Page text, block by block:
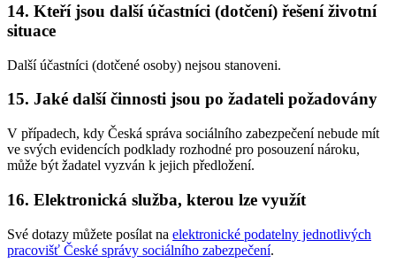
14. Kteří jsou další účastníci (dotčení) řešení životní
situace
Další účastníci (dotčené osoby) nejsou stanoveni.
15. Jaké další činnosti jsou po žadateli požadovány
V případech, kdy Česká správa sociálního zabezpečení nebude mít
ve svých evidencích podklady rozhodné pro posouzení nároku,
může být žadatel vyzván k jejich předložení.
16. Elektronická služba, kterou lze využít
Své dotazy můžete posílat na elektronické podatelny jednotlivých
pracovišť České správy sociálního zabezpečení.